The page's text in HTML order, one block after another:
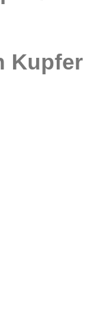
Kupfer